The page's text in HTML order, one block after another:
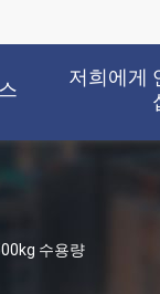
저희에게
수용량